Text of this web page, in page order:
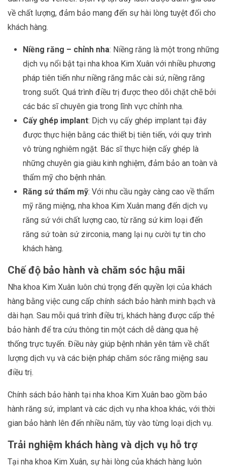
về chất lượng, đảm bảo mang đến sự hài lòng tuyệt đối cho
khách hàng.
Niềng răng – chỉnh nha: Niềng răng là một trong những
dịch vụ nổi bật tại nha khoa Kim Xuân với nhiều phương
pháp tiên tiến như niềng răng mắc cài sứ, niềng răng
trong suốt. Quá trình điều trị được theo dõi chặt chẽ bởi
các bác sĩ chuyên gia trong lĩnh vực chỉnh nha.
Cấy ghép implant: Dịch vụ cấy ghép implant tại đây
được thực hiện bằng các thiết bị tiên tiến, với quy trình
vô trùng nghiêm ngặt. Bác sĩ thực hiện cấy ghép là
những chuyên gia giàu kinh nghiệm, đảm bảo an toàn và
thẩm mỹ cho bệnh nhân.
Răng sứ thẩm mỹ: Với nhu cầu ngày càng cao về thẩm
mỹ răng miệng, nha khoa Kim Xuân mang đến dịch vụ
răng sứ với chất lượng cao, từ răng sứ kim loại đến
răng sứ toàn sứ zirconia, mang lại nụ cười tự tin cho
khách hàng.
Chế độ bảo hành và chăm sóc hậu mãi
Nha khoa Kim Xuân luôn chú trọng đến quyền lợi của khách
hàng bằng việc cung cấp chính sách bảo hành minh bạch và
dài hạn. Sau mỗi quá trình điều trị, khách hàng được cấp thẻ
bảo hành để tra cứu thông tin một cách dễ dàng qua hệ
thống trực tuyến. Điều này giúp bệnh nhân yên tâm về chất
lượng dịch vụ và các biện pháp chăm sóc răng miệng sau
điều trị.
Chính sách bảo hành tại nha khoa Kim Xuân bao gồm bảo
hành răng sứ, implant và các dịch vụ nha khoa khác, với thời
gian bảo hành lên đến nhiều năm, tùy vào từng loại dịch vụ.
Trải nghiệm khách hàng và dịch vụ hỗ trợ
Tại nha khoa Kim Xuân, sự hài lòng của khách hàng luôn